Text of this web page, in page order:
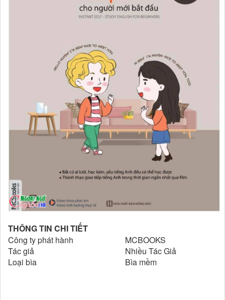
THÔNG TIN CHI TIẾT
Công ty phát hành
MCBOOKS
Tác giả
Nhiều Tác Giả
Loại bìa
Bìa mềm